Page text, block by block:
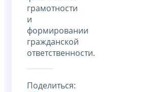
грамотности
и
формировании
гражданской
ответственности.
Поделиться: